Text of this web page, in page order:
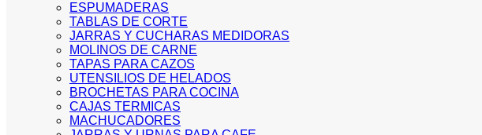
ESPUMADERAS
TABLAS DE CORTE
JARRAS Y CUCHARAS MEDIDORAS
MOLINOS DE CARNE
TAPAS PARA CAZOS
UTENSILIOS DE HELADOS
BROCHETAS PARA COCINA
CAJAS TERMICAS
MACHUCADORES